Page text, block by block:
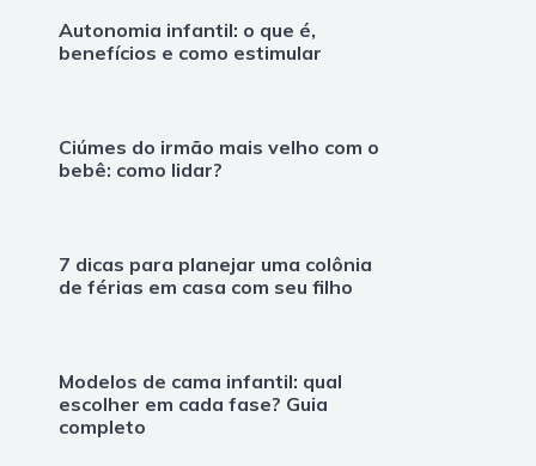
Autonomia infantil: o que é,
benefícios e como estimular
Ciúmes do irmão mais velho com o
bebê: como lidar?
7 dicas para planejar uma colônia
de férias em casa com seu filho
Modelos de cama infantil: qual
escolher em cada fase? Guia
completo